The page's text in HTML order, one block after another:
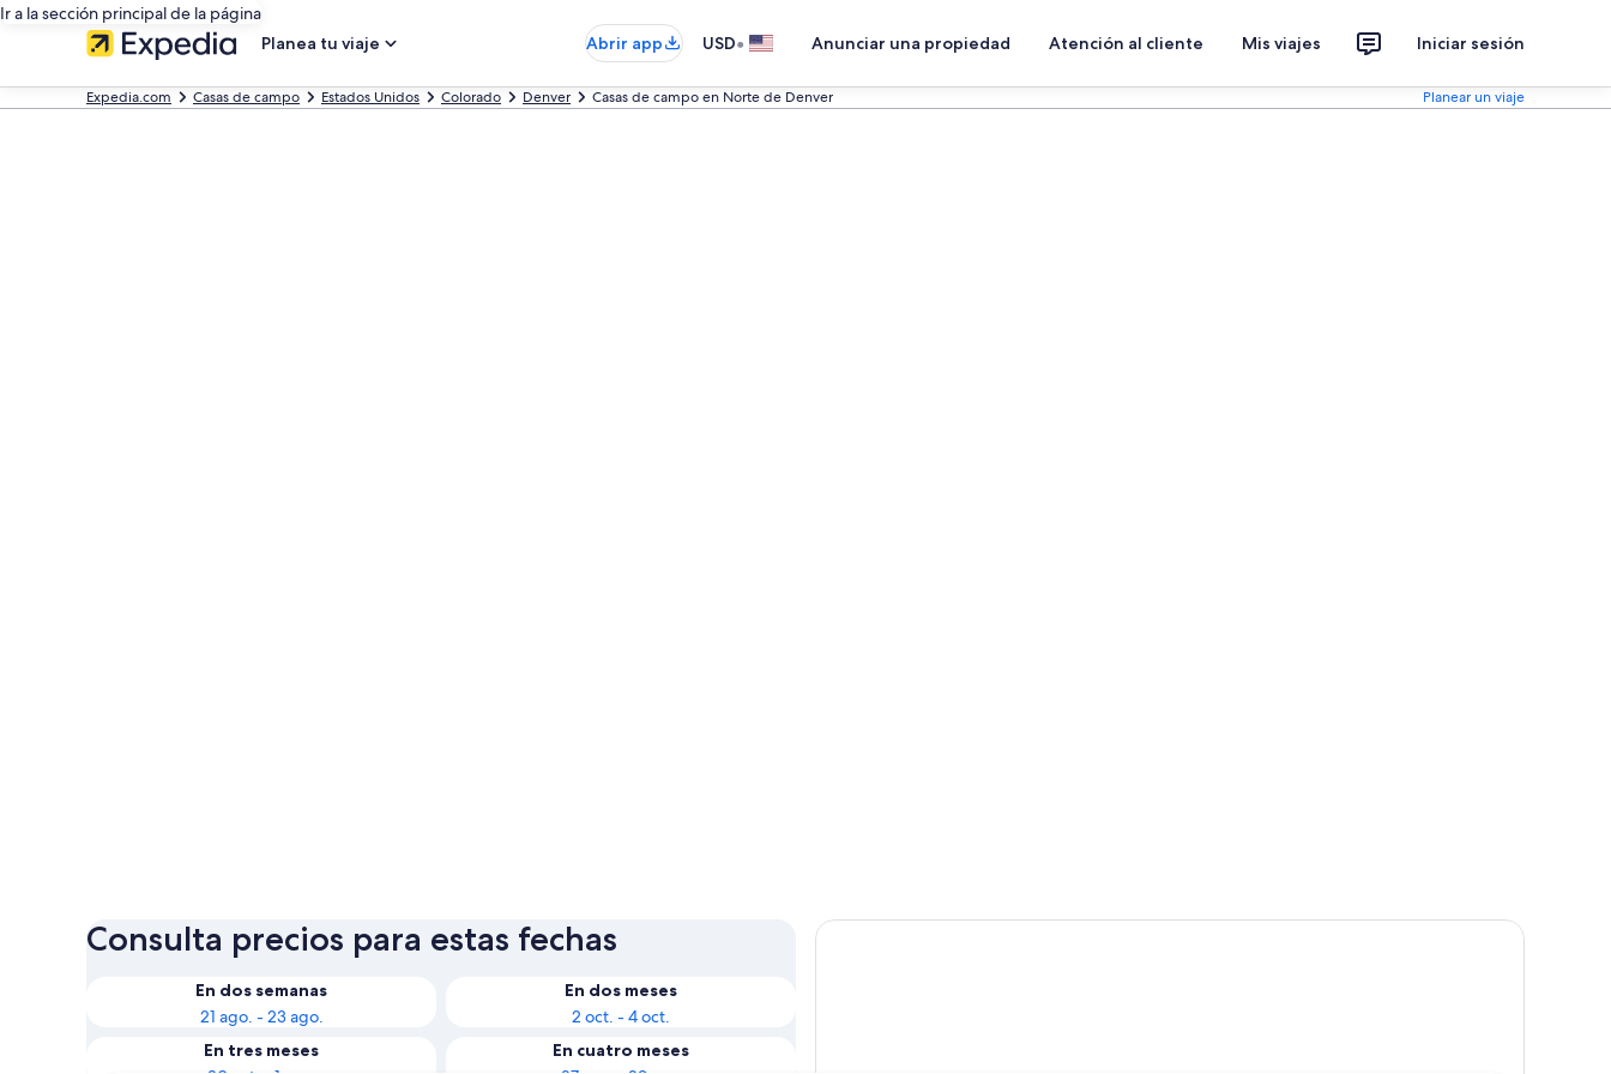
Ir a la sección principal de la página
Planea tu viaje
Abrir app USD• Anunciar una propiedad Atención al cliente Mis viajes Iniciar sesión
Expedia.com Casas de campo Estados Unidos Colorado Denver Casas de campo en Norte de Denver Planear un viaje
Consulta precios para estas fechas
En dos semanas
21 ago. - 23 ago.
En dos meses
2 oct. - 4 oct.
En tres meses
En cuatro meses